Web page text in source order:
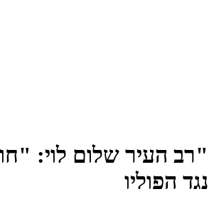
"רב העיר שלום לוי:
נגד הפוליו